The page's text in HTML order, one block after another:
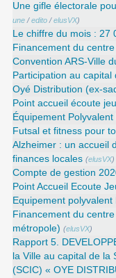
Une gifle électorale
une /edito /elusVX)
Le chiffre du mois : 27
Financement du
Convention ARS‑Ville
Participation au capital
Oyé Distribution (ex-
Point accueil écoute
Équipement
Futsal et fitness pour
Alzheimer : un accueil
finances locales (elusVX)
Compte de gestion
Point Accueil Ecoute
Equipement polyvalent
Financement du
métropole) (elusVX)
Rapport 5.
la Ville au capital de la
(SCIC) « OYE